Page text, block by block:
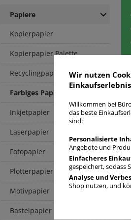
Papiere
Kopierpapier
Kopierpapier Palette
Recyclingpapier
Farbiges Papier
Inkjetpapier
Laserpapier
Fotopapier
Plotterpapier
Motivpapier
Bastelpapier
Wir nutzen
Willkommen bei
das beste
sind:
Personalisierte
Angebote und
Einfacheres
gespeichert, sodass
Analyse und
Shop nutzen, und